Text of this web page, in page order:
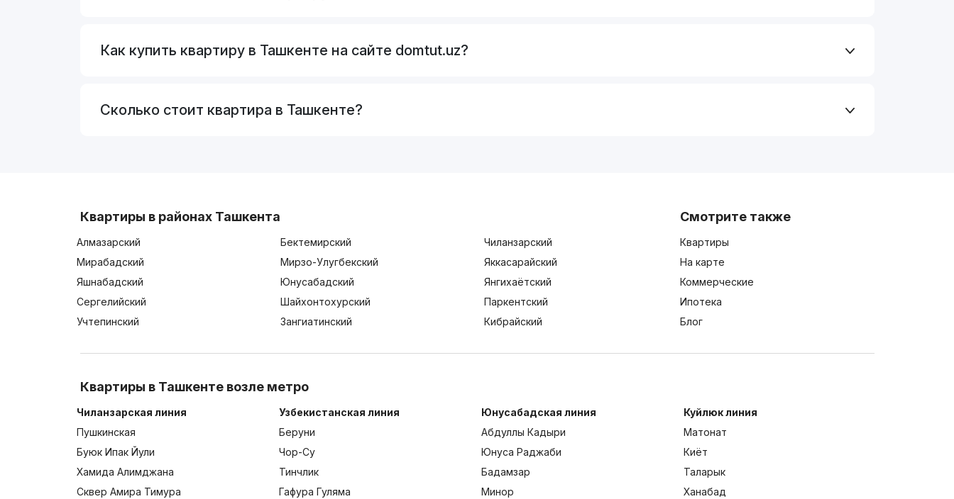
Как купить квартиру в Ташкенте на сайте domtut.uz?
Сколько стоит квартира в Ташкенте?
Квартиры в районах Ташкента
Алмазарский Бектемирский
Чиланзарский
Мирабадский
Мирзо-Улугбекский
Яккасарайский
Яшнабадский
Юнусабадский
Янгихаётский
Сергелийский
Шайхонтохурский
Паркентский
Учтепинский
Зангиатинский Кибрайский
Смотрите также
Квартиры
На карте
Коммерческие
Ипотека
Блог
Квартиры в Ташкенте возле метро
Чиланзарская линия
Пушкинская
Буюк Ипак Йули
Хамида Алимджана
Сквер Амира Тимура
Узбекистанская линия
Беруни
Чор-Су
Тинчлик
Гафура Гуляма
Юнусабадская линия
Абдуллы Кадыри
Юнуса Раджаби
Бадамзар
Минор
Куйлюк линия
Матонат
Киёт
Таларык
Ханабад